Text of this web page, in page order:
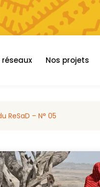
réseaux Nos projets
ReSaD – N° 05